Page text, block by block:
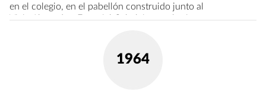
en el colegio, en el pabellón construido junto al
Viejo Almendro. Ezequiel Cabaleiro es el primer
1964